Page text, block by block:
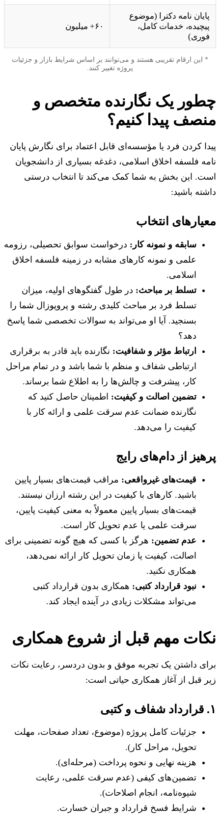
پایان نامه دکترا (موضوع
پیچیده، خدمات کامل،
فوری)
۶۰+ میلیون
* این ارقام تقریبی هستند و می‌توانند بر اساس شرایط بازار و جزئیات
پروژه تغییر کنند.
چطور یک نگارنده متخصص و
منصف پیدا کنیم؟
پیدا کردن فرد یا مؤسسه‌ای قابل اعتماد برای نگارش پایان
نامه فلسفه اخلاق اسلامی، دغدغه بسیاری از دانشجویان
است. این بخش به شما کمک می‌کند تا انتخاب درستی
داشته باشید:
معیارهای انتخاب
سابقه و نمونه کار: درخواست سوابق تحصیلی، رزومه
علمی و نمونه کارهای مشابه در زمینه فلسفه اخلاق
اسلامی.
تسلط بر مباحث: در طول گفتگوهای اولیه، میزان
تسلط فرد بر مباحث کلیدی رشته و پروپوزال شما را
بسنجید. آیا او می‌تواند به سوالات تخصصی شما پاسخ
دهد؟
ارتباط مؤثر و شفافیت: نگارنده باید قادر به برقراری
ارتباطی شفاف و منظم با شما باشد و در تمام مراحل
کار، پیشرفت و چالش‌ها را به اطلاع شما برساند.
تضمین اصالت و کیفیت: اطمینان حاصل کنید که
نگارنده ضمانت عدم سرقت علمی و ارائه کار با
کیفیت را می‌دهد.
پرهیز از دام‌های رایج
قیمت‌های غیرواقعی: مراقب قیمت‌های بسیار پایین
باشید. کارهای با کیفیت در این رشته ارزان نیستند.
قیمت‌های بسیار پایین معمولاً به معنی کیفیت پایین،
سرقت علمی یا عدم تحویل کار است.
عدم تضمین: هرگز با کسی که هیچ گونه تضمینی برای
اصالت، کیفیت یا زمان تحویل کار ارائه نمی‌دهد،
همکاری نکنید.
نبود قرارداد کتبی: همکاری بدون قرارداد کتبی
می‌تواند مشکلات زیادی در آینده ایجاد کند.
نکات مهم قبل از شروع همکاری
برای داشتن یک تجربه موفق و بدون دردسر، رعایت نکات
زیر قبل از آغاز همکاری حیاتی است:
۱. قرارداد شفاف و کتبی
جزئیات کامل پروژه (موضوع، تعداد صفحات، مهلت
تحویل، مراحل کار).
هزینه نهایی و نحوه پرداخت (مرحله‌ای).
تضمین‌های کیفی (عدم سرقت علمی، رعایت
شیوه‌نامه، انجام اصلاحات).
شرایط فسخ قرارداد و جبران خسارت.